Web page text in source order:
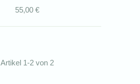
55,00 €
Artikel 1-2 von 2